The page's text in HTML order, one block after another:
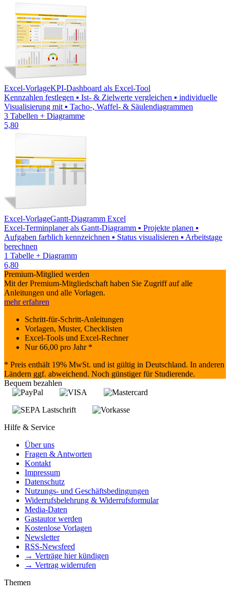
Excel-VorlageKPI-Dashboard als Excel-Tool
Kennzahlen festlegen ▪ Ist- & Zielwerte vergleichen ▪ individuelle
Visualisierung mit ▪ Tacho-, Waffel- & Säulendiagrammen
3 Tabellen + Diagramme
5,80
Excel-VorlageGantt-Diagramm Excel
Excel-Terminplaner als Gantt-Diagramm ▪ Projekte planen ▪
Aufgaben farblich kennzeichnen ▪ Status visualisieren ▪ Arbeitstage
berechnen
1 Tabelle + Diagramm
6,80
Premium-Mitglied werden
Mit der Premium-Mitgliedschaft haben Sie Zugriff auf alle
Anleitungen und alle Vorlagen.
mehr erfahren
Schritt-für-Schritt-Anleitungen
Vorlagen, Muster, Checklisten
Excel-Tools und Excel-Rechner
Nur66,00 pro Jahr *
* Preis enthält 19% MwSt. und ist gültig in Deutschland. In anderen
Ländern ggf. abweichend. Noch günstiger für Studierende.
Bequem bezahlen
Hilfe & Service
Über uns
Fragen & Antworten
Kontakt
Impressum
Datenschutz
Nutzungs- und Geschäftsbedingungen
Widerrufsbelehrung & Widerrufsformular
Media-Daten
Gastautor werden
Kostenlose Vorlagen
Newsletter
RSS-Newsfeed
→ Verträge hier kündigen
→ Vertrag widerrufen
Themen